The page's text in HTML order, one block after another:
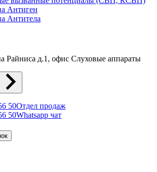
Антиген
Антитела
Райниса д.1, офис Слуховые аппараты
50Отдел продаж
50Whatsapp чат